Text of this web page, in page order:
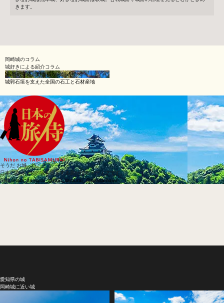
きます。
岡崎城のコラム
城好きによる紹介コラム
石垣の変遷、野面積から切込接へ
城郭石垣を支えた全国の石工と石材産地
そうだ お城、行こう
日本の旅侍は知的城を提案する旅行情報メディアです。
SNS@tabi_samurai_@tabi_samurai_@tabisamurai
愛知県の城
岡崎城に近い城